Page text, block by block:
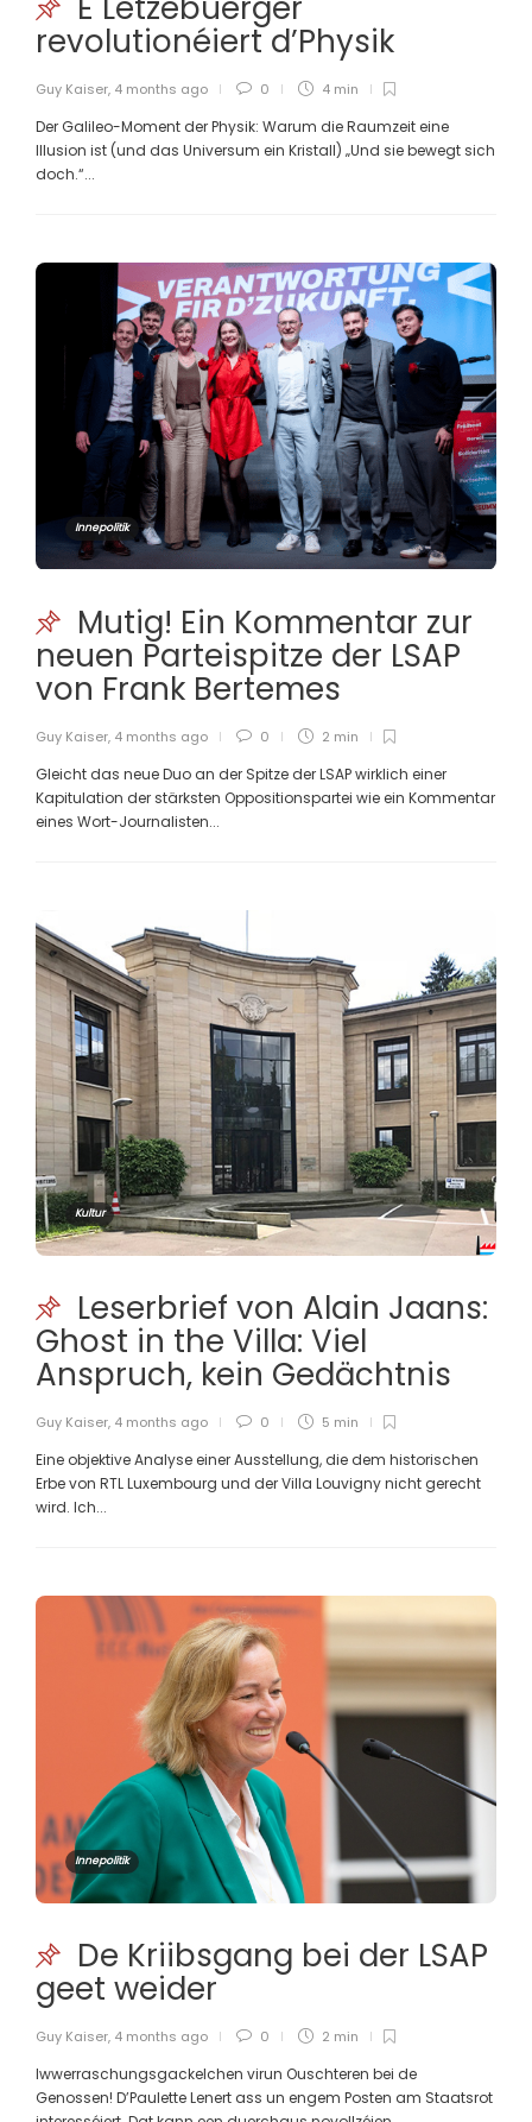
revolutionéiert d’Physik
Guy Kaiser, 4 months ago 0 4 min
Der Galileo-Moment der Physik: Warum die Raumzeit eine
Illusion ist (und das Universum ein Kristall) „Und sie bewegt sich
doch.“...
Innepolitik
Mutig! Ein Kommentar zur
neuen Parteispitze der LSAP
von Frank Bertemes
Guy Kaiser, 4 months ago 0 2 min
Gleicht das neue Duo an der Spitze der LSAP wirklich einer
Kapitulation der stärksten Oppositionspartei wie ein Kommentar
eines Wort-Journalisten...
Kultur
Leserbrief von Alain Jaans:
Ghost in the Villa: Viel
Anspruch, kein Gedächtnis
Guy Kaiser, 4 months ago 0 5 min
Eine objektive Analyse einer Ausstellung, die dem historischen
Erbe von RTL Luxembourg und der Villa Louvigny nicht gerecht
wird. Ich...
Innepolitik
De Kriibsgang bei der LSAP
geet weider
Guy Kaiser, 4 months ago 0 2 min
Iwwerraschungsgackelchen virun Ouschteren bei de
Genossen! D’Paulette Lenert ass un engem Posten am Staatsrot